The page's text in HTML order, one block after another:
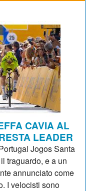
CAVIA AL
LEADER
Jogos Santa
traguardo, e a un
annunciato come
I velocisti sono